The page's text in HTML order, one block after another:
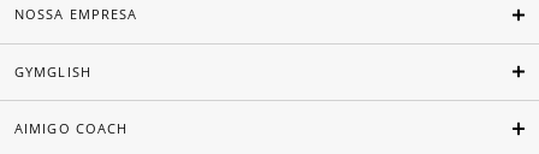
NOSSA EMPRESA
GYMGLISH
AIMIGO COACH